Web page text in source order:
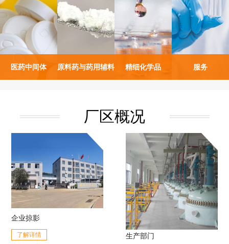
医药中间体 原料药与药用辅料 精细化学品 服务
厂区概况
企业掠影
了解详情 生产部门